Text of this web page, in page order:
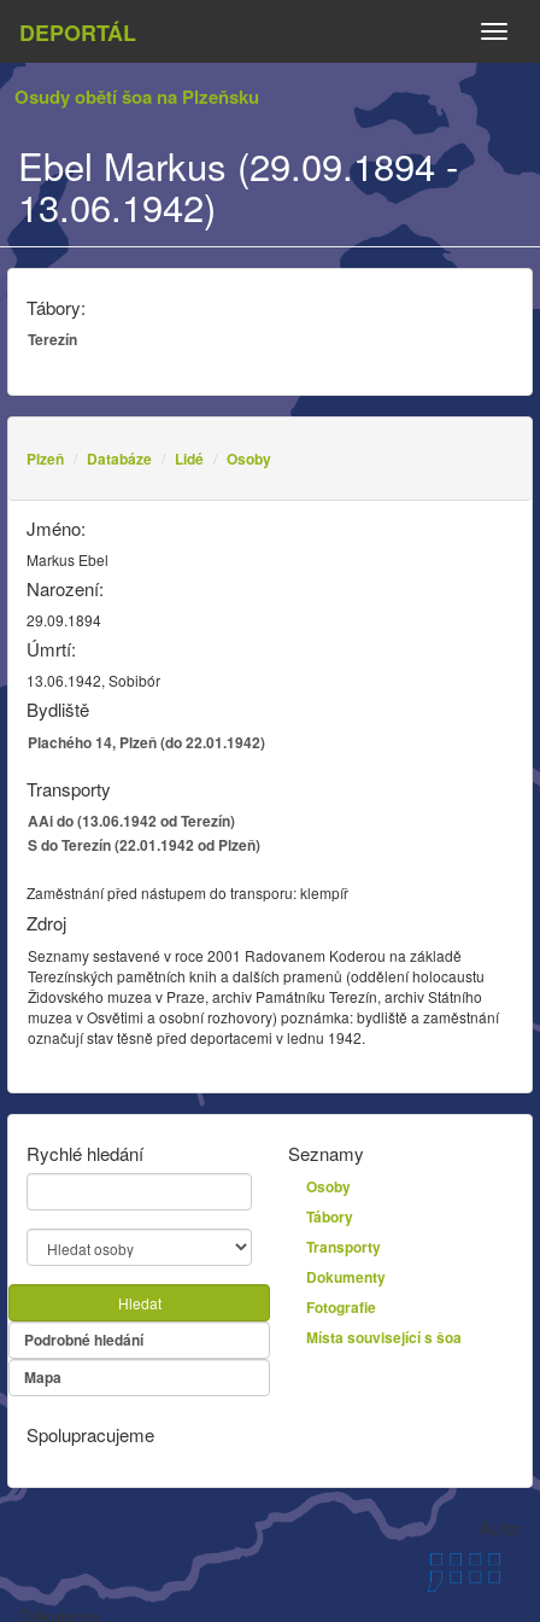
DEPORTÁL
Osudy obětí šoa na Plzeňsku
Ebel Markus (29.09.1894 -
13.06.1942)
Tábory:
Terezín
Plzeň Databáze Lidé Osoby
Jméno:
Markus Ebel
Narození:
29.09.1894
Úmrtí:
13.06.1942, Sobibór
Bydliště
Plachého 14, Plzeň (do 22.01.1942)
Transporty
AAi do (13.06.1942 od Terezín)
S do Terezín (22.01.1942 od Plzeň)
Zaměstnání před nástupem do transporu: klempíř
Zdroj
Seznamy sestavené v roce 2001 Radovanem Koderou na základě
Terezínských pamětních knih a dalších pramenů (oddělení holocaustu
Židovského muzea v Praze, archiv Památníku Terezín, archiv Státního
muzea v Osvětimi a osobní rozhovory) poznámka: bydliště a zaměstnání
označují stav těsně před deportacemi v lednu 1942.
Rychlé hledání
Hledat
Podrobné hledání
Mapa
Seznamy
Osoby
Tábory
Transporty
Dokumenty
Fotografie
Místa související s šoa
Spolupracujeme
Autor
Děkujeme